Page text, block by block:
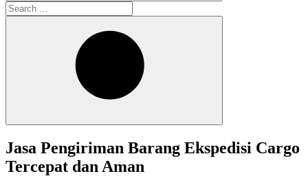
Search
for:
Search
Jasa Pengiriman Barang Ekspedisi Cargo
Tercepat dan Aman